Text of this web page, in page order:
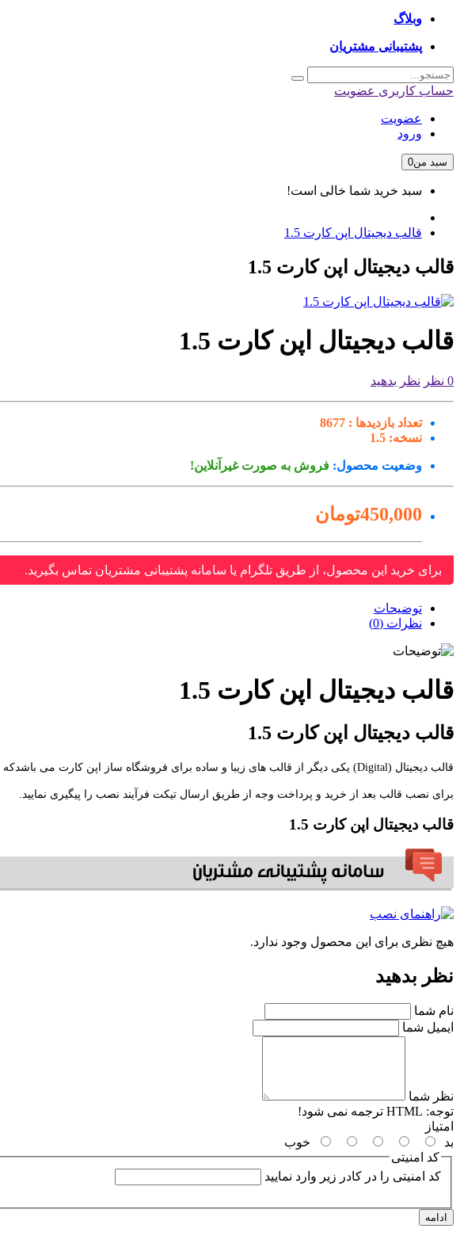
وبلاگ
پشتیبانی مشتریان
حساب کاربری عضویت
عضویت
ورود
سبد من0
سبد خرید شما خالی است!
قالب دیجیتال اپن کارت 1.5
قالب دیجیتال اپن کارت 1.5
قالب دیجیتال اپن کارت 1.5
0 نظر نظر بدهید
تعداد بازدیدها : 8677
نسخه: 1.5
وضعیت محصول: فروش به صورت غیرآنلاین!
450,000تومان
برای خرید این محصول، از طریق تلگرام یا سامانه پشتیبانی مشتریان تماس بگیرید.
توضیحات
نظرات (0)
قالب دیجیتال اپن کارت 1.5
قالب دیجیتال اپن کارت 1.5
قالب دیجیتال (Digital) یکی دیگر از قالب های زیبا و ساده برای فروشگاه ساز اپن کارت می باشدکه از زبان فارسی نیز پشتیبانی می کند.
برای نصب قالب بعد از خرید و پرداخت وجه از طریق ارسال تیکت فرآیند نصب را پیگیری نمایید.
قالب دیجیتال اپن کارت 1.5
هیچ نظری برای این محصول وجود ندارد.
نظر بدهید
نام شما
ایمیل شما
نظر شما
توجه:
امتیاز
بد
خوب
کد امنیتی
کد امنیتی را در کادر زیر وارد نمایید
ادامه